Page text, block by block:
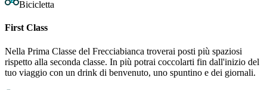
Bicicletta
First Class
Nella Prima Classe del Frecciabianca troverai posti più spaziosi
rispetto alla seconda classe. In più potrai coccolarti fin dall'inizio del
tuo viaggio con un drink di benvenuto, uno spuntino e dei giornali.